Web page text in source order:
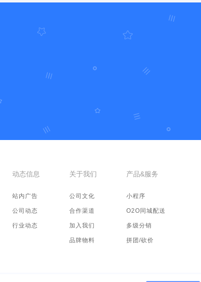
动态信息
站内广告
公司动态
行业动态
关于我们
公司文化
合作渠道
加入我们
品牌物料
产品&服务
小程序
O2O同城配送
多级分销
拼团/砍价